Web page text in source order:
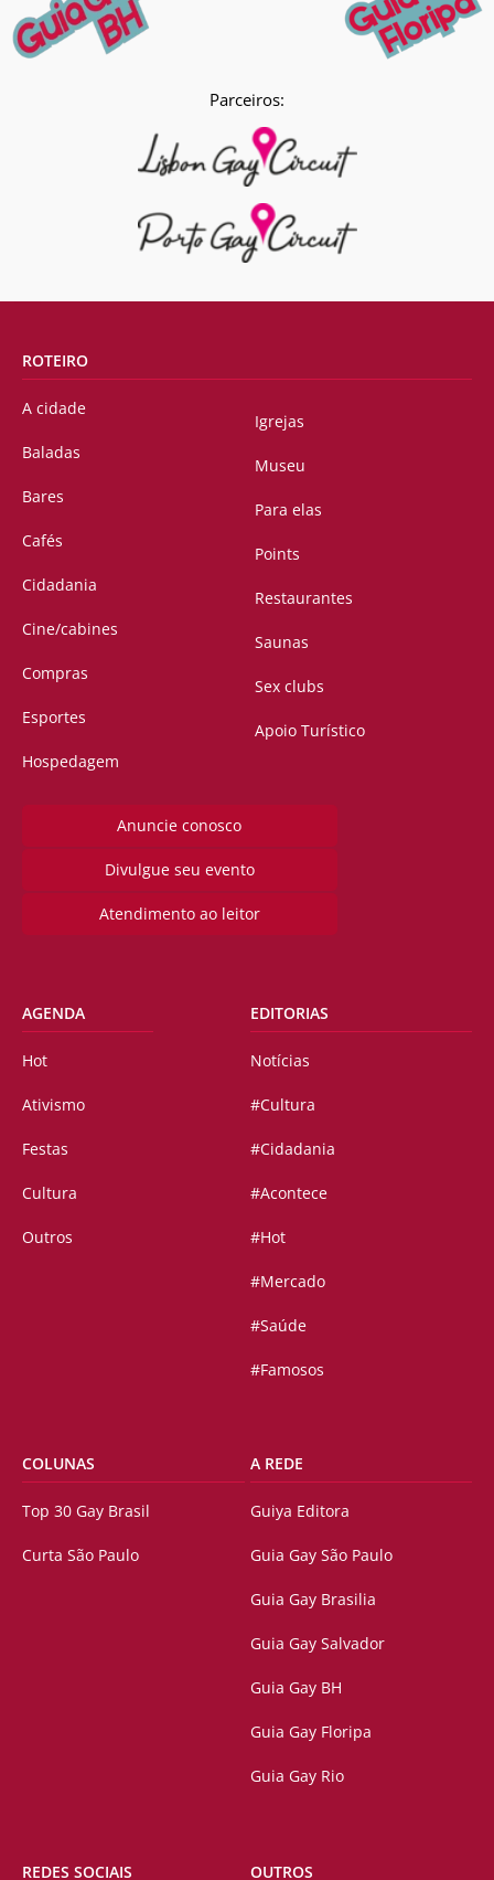
Parceiros:
ROTEIRO
A cidade
Baladas
Bares
Cafés
Cidadania
Cine/cabines
Compras
Esportes
Hospedagem
Igrejas
Museu
Para elas
Points
Restaurantes
Saunas
Sex clubs
Apoio Turístico
Anuncie conosco
Divulgue seu evento
Atendimento ao leitor
AGENDA
Hot
Ativismo
Festas
Cultura
Outros
EDITORIAS
Notícias
#Cultura
#Cidadania
#Acontece
#Hot
#Mercado
#Saúde
#Famosos
COLUNAS
Top 30 Gay Brasil
Curta São Paulo
A REDE
Guiya Editora
Guia Gay São Paulo
Guia Gay Brasilia
Guia Gay Salvador
Guia Gay BH
Guia Gay Floripa
Guia Gay Rio
REDES SOCIAIS OUTROS